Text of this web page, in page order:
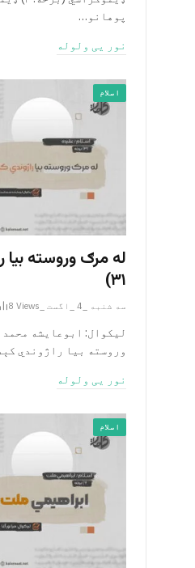
پوهانو…
نور یی ولوله
اسلام
له مرګ وروسته بیا
۳۱)
سه شنبه _4 _اگست _2026AH 4-8-2026AD 8 Views
لیکوال: ابوعایشه
وروسته بیا راژوندي کېدل (برخه :
نور یی ولوله
اسلام